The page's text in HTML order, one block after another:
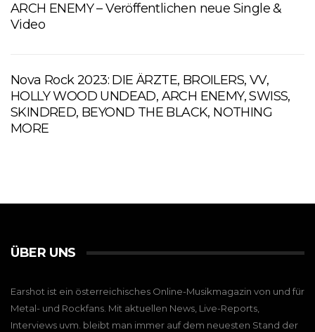
ARCH ENEMY – Veröffentlichen neue Single &
Video
Nova Rock 2023: DIE ÄRZTE, BROILERS, VV,
HOLLY WOOD UNDEAD, ARCH ENEMY, SWISS,
SKINDRED, BEYOND THE BLACK, NOTHING
MORE
ÜBER UNS
Earshot ist ein österreichisches Online-Musikmagazin von und für
Metal- und Rockfans. Mit aktuellen News, Live-Reports,
Interviews uvm. bleibt man immer auf dem neuesten Stand der